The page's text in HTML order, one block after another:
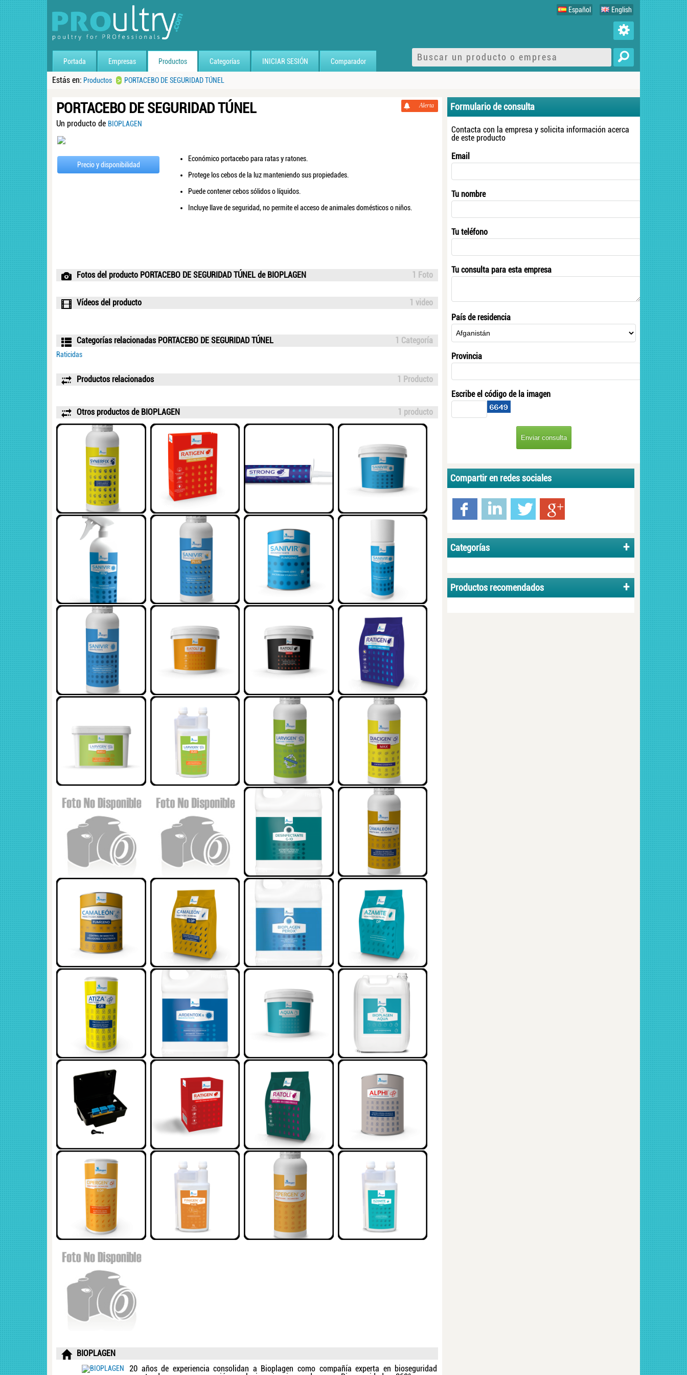
Portada Empresas Productos Categorías INICIAR SESIÓN Comparador
Español English
Estás en: Productos > PORTACEBO DE SEGURIDAD TÚNEL
PORTACEBO DE SEGURIDAD TÚNEL Alerta
Un producto de BIOPLAGEN
Precio y disponibilidad
Económico portacebo para ratas y ratones.
Protege los cebos de la luz manteniendo sus propiedades.
Puede contener cebos sólidos o líquidos.
Incluye llave de seguridad, no permite el acceso de animales domésticos o niños.
Fotos del producto PORTACEBO DE SEGURIDAD TÚNEL de BIOPLAGEN 1 Foto
Vídeos del producto 1 video
Categorías relacionadas PORTACEBO DE SEGURIDAD TÚNEL 1 Categoría
Raticidas
Productos relacionados 1 Producto
Otros productos de BIOPLAGEN 1 producto
BIOPLAGEN
20 años de experiencia consolidan a Bioplagen como compañía experta en bioseguridad
Formulario de consulta
Contacta con la empresa y solicita información acerca
de este producto
Email
Tu nombre
Tu teléfono
Tu consulta para esta empresa
País de residencia
Provincia
Escribe el código de la imagen
Compartir en redes sociales
Categorías
Productos recomendados